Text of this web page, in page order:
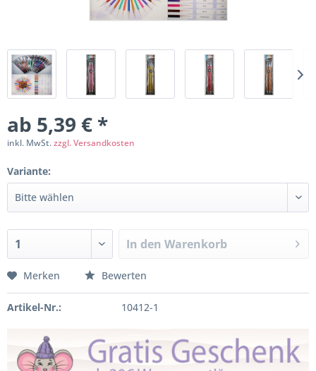
ab 5,39 € *
inkl. MwSt.zzgl. Versandkosten
Variante:
In den Warenkorb
Merken Bewerten
Artikel-Nr.: 10412-1